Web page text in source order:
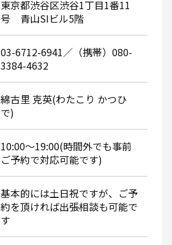
東京都渋谷区渋谷1丁目1番11
号 青山SIビル5階
03-6712-6941／（携帯）080-
3384-4632
綿古里 克英(わたこり かつひ
で)
10:00～19:00(時間外でも事前
ご予約で対応可能です)
基本的には土日祝ですが、ご予
約を頂ければ出張相談も可能で
す